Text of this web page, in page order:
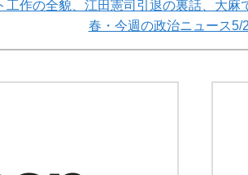
工作の全貌、江田憲司引退の裏話、大
春・今週の政治ニュース5/